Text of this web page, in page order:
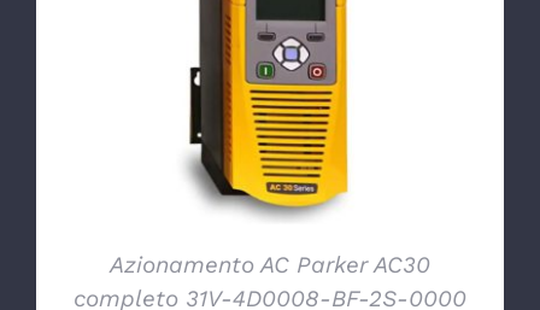
DETTAGLI
Azionamento AC Parker AC30
completo 31V-4D0008-BF-2S-0000